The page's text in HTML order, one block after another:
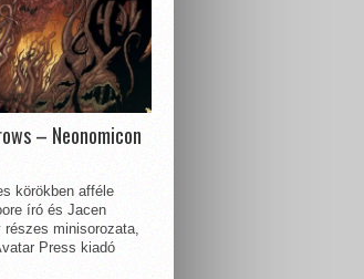
– Neonomicon
körökben afféle
író és Jacen
részes minisorozata,
Press kiadó